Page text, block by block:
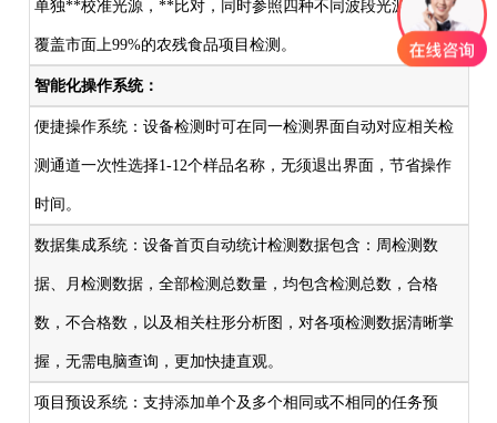
单独**校准光源，**比对，同时参照四种不同波段光源全方位
覆盖市面上99%的农残食品项目检测。
智能化操作系统：
便捷操作系统：设备检测时可在同一检测界面自动对应相关检
测通道一次性选择1-12个样品名称，无须退出界面，节省操作
时间。
数据集成系统：设备首页自动统计检测数据包含：周检测数
据、月检测数据，全部检测总数量，均包含检测总数，合格
数，不合格数，以及相关柱形分析图，对各项检测数据清晰掌
握，无需电脑查询，更加快捷直观。
项目预设系统：支持添加单个及多个相同或不相同的任务预